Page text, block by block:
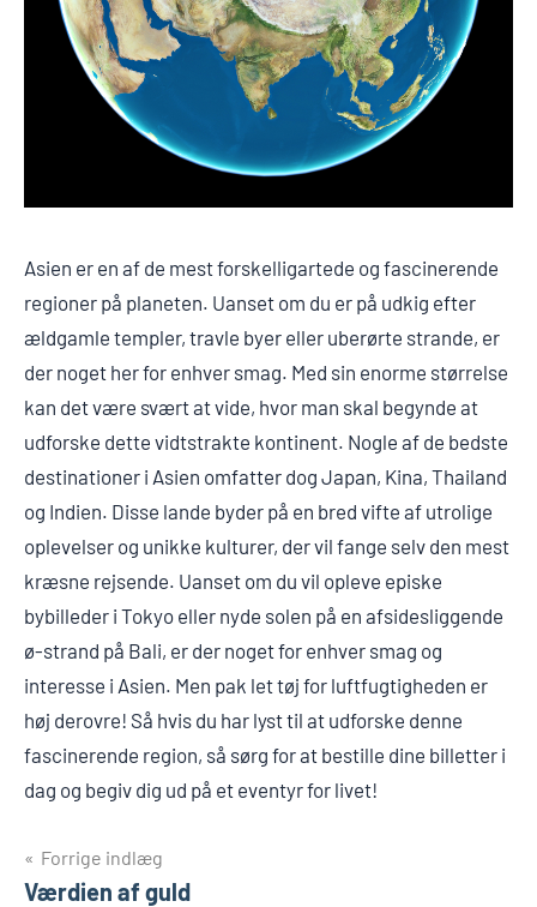
Asien er en af de mest forskelligartede og fascinerende
regioner på planeten. Uanset om du er på udkig efter
ældgamle templer, travle byer eller uberørte strande, er
der noget her for enhver smag. Med sin enorme størrelse
kan det være svært at vide, hvor man skal begynde at
udforske dette vidtstrakte kontinent. Nogle af de bedste
destinationer i Asien omfatter dog Japan, Kina, Thailand
og Indien. Disse lande byder på en bred vifte af utrolige
oplevelser og unikke kulturer, der vil fange selv den mest
kræsne rejsende. Uanset om du vil opleve episke
bybilleder i Tokyo eller nyde solen på en afsidesliggende
ø-strand på Bali, er der noget for enhver smag og
interesse i Asien. Men pak let tøj for luftfugtigheden er
høj derovre! Så hvis du har lyst til at udforske denne
fascinerende region, så sørg for at bestille dine billetter i
dag og begiv dig ud på et eventyr for livet!
Indlægsnavigation
Forrige indlæg
Værdien af guld